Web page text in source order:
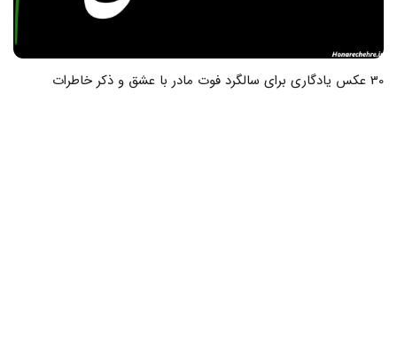
30 عکس یادگاری برای سالگرد فوت مادر با عشق و ذکر خاطرات